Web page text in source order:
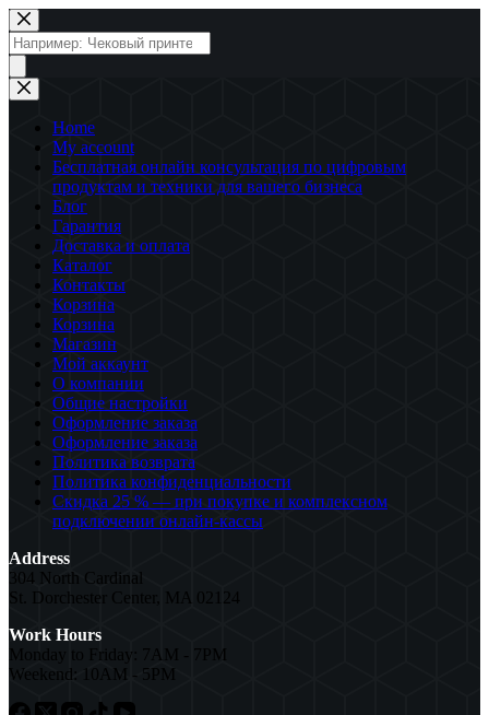
Перейти
к
сути
Поиск
товаров
Home
My account
Бесплатная онлайн консультация по цифровым
продуктам и техники для вашего бизнеса
Блог
Гарантия
Доставка и оплата
Каталог
Контакты
Корзина
Корзина
Магазин
Мой аккаунт
О компании
Общие настройки
Оформление заказа
Оформление заказа
Политика возврата
Политика конфиденциальности
Скидка 25 % — при покупке и комплексном
подключении онлайн-кассы
Address
304 North Cardinal
St. Dorchester Center, MA 02124
Work Hours
Monday to Friday: 7AM - 7PM
Weekend: 10AM - 5PM